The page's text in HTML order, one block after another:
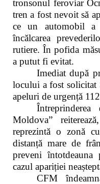
tronsonul feroviar
tren a fost nevoit să
ce un automobil a
încălcarea
rutiere. În pofida
a putut fi evitat.
Imediat după
locului a fost solicitat
apeluri de urgență
Moldova”
reprezintă o zonă
distanță mare de
preveni întotdeauna
cazul apariției
CFM